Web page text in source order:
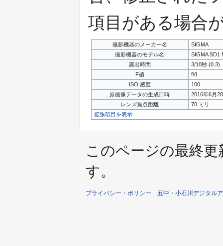
項目がある場合
撮影機器のメーカー名
SIGMA
撮影機器のモデル名
SIGMA SD1
露出時間
3/10秒 (0.3)
F値
f/8
ISO 感度
100
原画像データの生成日時
2016年6月
レンズ焦点距離
70 ミリ
拡張項目を表示
このページの最終
す。
プライバシー・ポリシー 五中・小石川デジタル